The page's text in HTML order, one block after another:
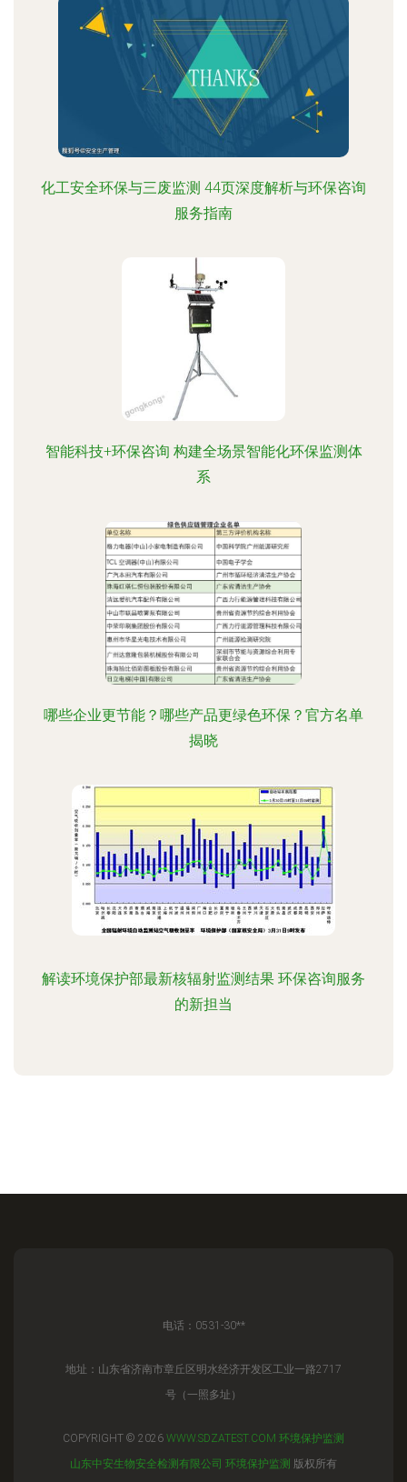
化工安全环保与三废监测 44页深度解析与环保咨询
服务指南
智能科技+环保咨询 构建全场景智能化环保监测体
系
哪些企业更节能？哪些产品更绿色环保？官方名单
揭晓
解读环境保护部最新核辐射监测结果 环保咨询服务
的新担当
电话：0531-30**
地址：山东省济南市章丘区明水经济开发区工业一路2717
号（一照多址）
COPYRIGHT © 2026 WWW.SDZATEST.COM 环境保护监测
山东中安生物安全检测有限公司 环境保护监测 版权所有